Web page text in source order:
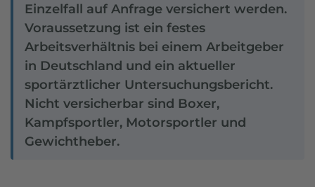
Einzelfall auf Anfrage versichert werden.
Voraussetzung ist ein festes
Arbeitsverhältnis bei einem Arbeitgeber
in Deutschland und ein aktueller
sportärztlicher Untersuchungsbericht.
Nicht versicherbar sind Boxer,
Kampfsportler, Motorsportler und
Gewichtheber.